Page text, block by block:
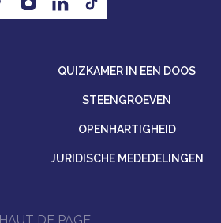
QUIZKAMER IN EEN DOOS
STEENGROEVEN
OPENHARTIGHEID
JURIDISCHE MEDEDELINGEN